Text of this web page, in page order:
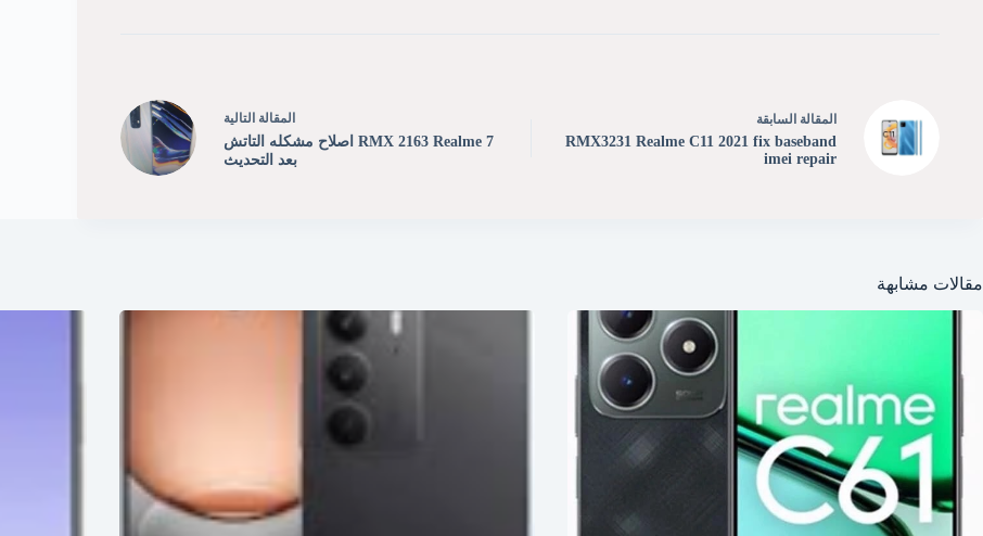
المقالة السابقة
RMX3231 Realme C11 2021 fix baseband
imei repair
المقالة التالية
RMX 2163 Realme 7 اصلاح مشكله التاتش
بعد التحديث
مقالات مشابهة